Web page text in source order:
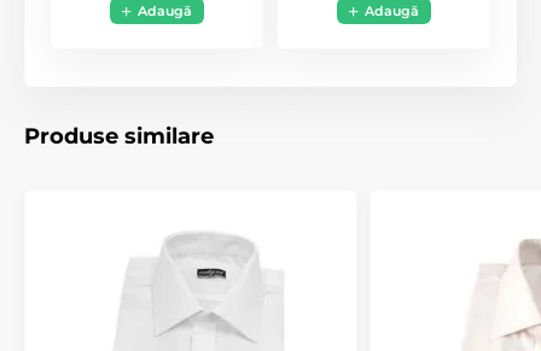
Adaugă Adaugă
Produse similare